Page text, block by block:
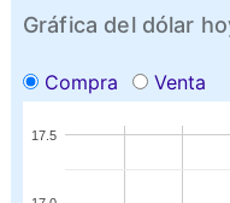
Gráfica del dólar
Compra Venta
17.5